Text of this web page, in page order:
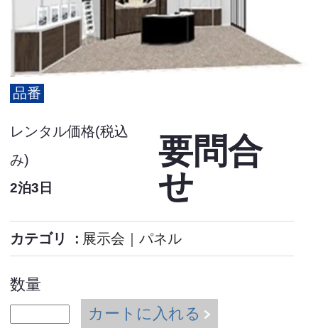
品番
レンタル価格(税込
み)
2泊3日
要問合
せ
カテゴリ 展示会 パネル
数量
カートに入れる